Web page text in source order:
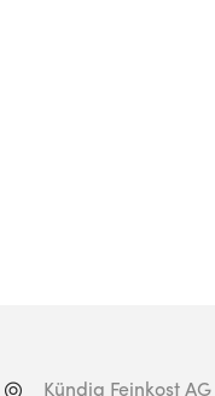
Kündig Feinkost AG